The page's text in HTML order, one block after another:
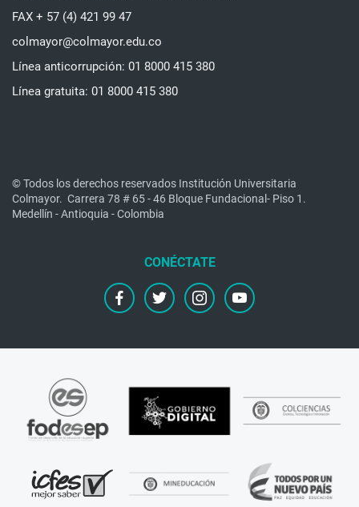
FAX + 57 (4) 421 99 47
colmayor@colmayor.edu.co
Línea anticorrupción: 01 8000 415 380
Línea gratuita: 01 8000 415 380
© Todos los derechos reservados Institución Universitaria
Colmayor. Carrera 78 # 65 - 46 Bloque Fundacional- Piso 1.
Medellín - Antioquia - Colombia
facebooktwitter instagramyoutube